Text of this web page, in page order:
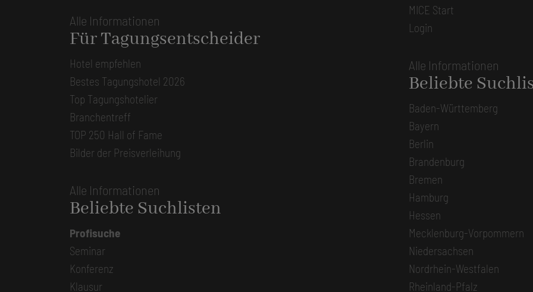
Alle Informationen
Für Tagungsentscheider
Hotel empfehlen
Bestes Tagungshotel 2026
Top Tagungshotelier
Branchentreff
TOP 250 Hall of Fame
Bilder der Preisverleihung
Alle Informationen
Beliebte Suchlisten
Profisuche
Seminar
Konferenz
Klausur
MICE Start
Login
Alle Informationen
Beliebte
Baden-Württemberg
Bayern
Berlin
Brandenburg
Bremen
Hamburg
Hessen
Mecklenburg-Vorpommern
Niedersachsen
Nordrhein-Westfalen
Rheinland-Pfalz